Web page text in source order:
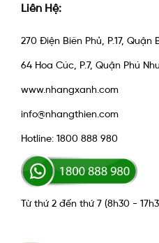
Liên Hệ:
270 Điện Biên Phủ, P.17, Quận
64 Hoa Cúc, P.7, Quận Phú
www.nhangxanh.com
info@nhangthien.com
Hotline: 1800 888 980
Từ thứ 2 đến thứ 7 (8h30 -